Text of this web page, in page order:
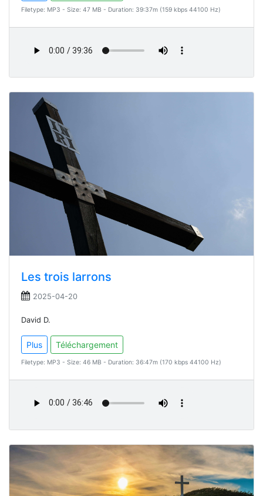
Filetype: MP3 - Size: 47 MB - Duration: 39:37m (159 kbps 44100 Hz)
Les trois larrons
2025-04-20
David D.
Plus Téléchargement
Filetype: MP3 - Size: 46 MB - Duration: 36:47m (170 kbps 44100 Hz)